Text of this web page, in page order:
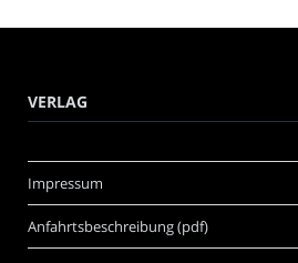
VERLAG
Impressum
Anfahrtsbeschreibung (pdf)